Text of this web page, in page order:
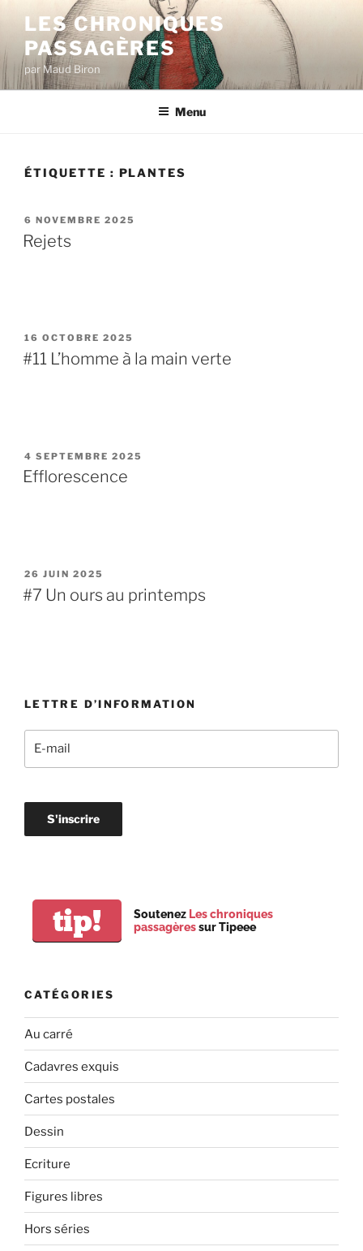
contenu
principal
LES CHRONIQUES
PASSAGÈRES
par Maud Biron
Menu
ÉTIQUETTE : PLANTES
PUBLIÉ
LE
6 NOVEMBRE 2025
Rejets
PUBLIÉ
LE
16 OCTOBRE 2025
#11 L’homme à la main verte
PUBLIÉ
LE
4 SEPTEMBRE 2025
Efflorescence
PUBLIÉ
LE
26 JUIN 2025
#7 Un ours au printemps
LETTRE D’INFORMATION
tip! Soutenez Les chroniques
passagèressur Tipeee
CATÉGORIES
Au carré
Cadavres exquis
Cartes postales
Dessin
Ecriture
Figures libres
Hors séries